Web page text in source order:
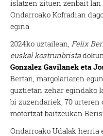
islatzen zituen zenbait lan
Ondarroako Kofradian
egina.
2024ko uztailean, Felix
euskal kostrunbrista
Gonzalez Gavilanek eta
Bertan, margolariaren
guztietan zehar egindako
bi zuzendariek, 70 urteren
motortzat baitzeukan
Ondarroako Udalak